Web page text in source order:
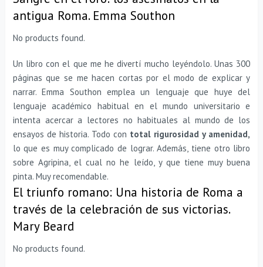
antigua Roma. Emma Southon
No products found.
Un libro con el que me he divertí mucho leyéndolo. Unas 300
páginas que se me hacen cortas por el modo de explicar y
narrar. Emma Southon emplea un lenguaje que huye del
lenguaje académico habitual en el mundo universitario e
intenta acercar a lectores no habituales al mundo de los
ensayos de historia. Todo con total rigurosidad y amenidad,
lo que es muy complicado de lograr. Además, tiene otro libro
sobre Agripina, el cual no he leído, y que tiene muy buena
pinta. Muy recomendable.
El triunfo romano: Una historia de Roma a
través de la celebración de sus victorias.
Mary Beard
No products found.